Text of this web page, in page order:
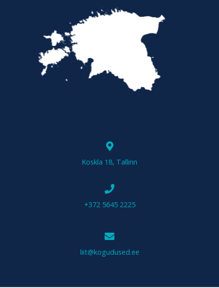
Koskla 18, Tallinn
+372 5645 2225
liit@kogudused.ee